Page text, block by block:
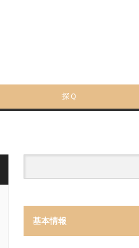
探Ｑ
基本情報